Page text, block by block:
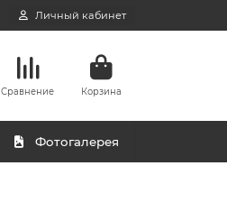
Личный кабинет
Сравнение Корзина
Фотогалерея